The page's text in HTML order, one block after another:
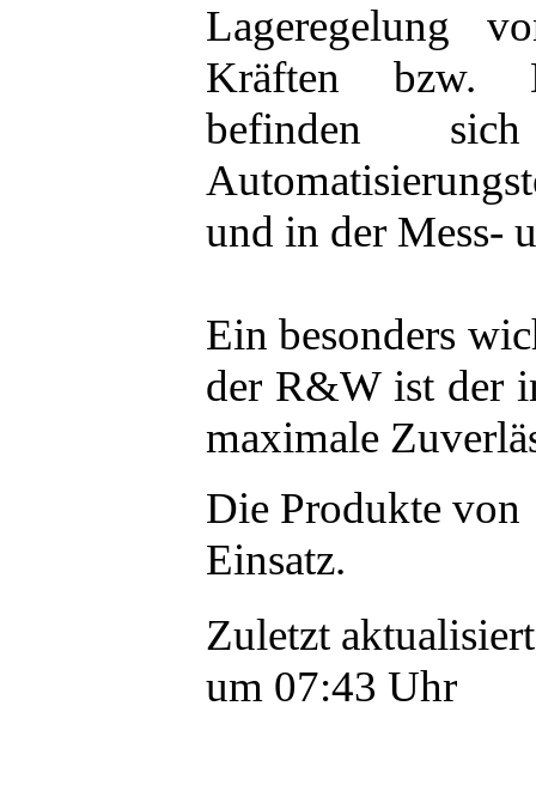
Lageregelung
Kräften bzw.
befinden
und in der Mess-
Ein besonders
der R&W ist der
maximale
Die Produkte
Einsatz.
Zuletzt
um 07:43 Uhr